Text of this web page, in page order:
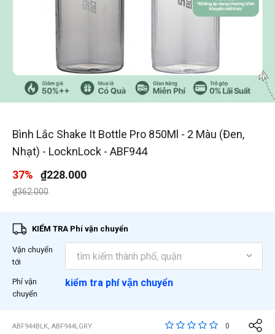
/5
Bình Lắc Shake It Bottle Pro 850Ml - 2 Màu (Đen,
Nhạt) - LocknLock - ABF944
37%
₫228.000
Giá giảm xuống từ
₫362.000đến
KIỂM TRA Phí vận chuyển
Vận chuyển
tới
Phí vận
chuyển
kiểm tra phí vận chuyển
ABF944BLK, ABF944LGRY 5 trên đánh giá của 5
0